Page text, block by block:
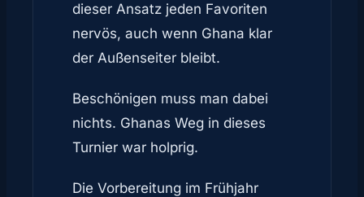
dieser Ansatz jeden Favoriten
nervös, auch wenn Ghana klar
der Außenseiter bleibt.
Beschönigen muss man dabei
nichts. Ghanas Weg in dieses
Turnier war holprig.
Die Vorbereitung im Frühjahr